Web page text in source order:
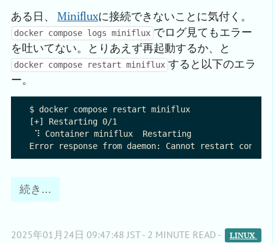
ある日、 Minifluxに接続できないことに気付く。
docker compose logs miniflux でログ見てもエラー
を吐いてない。とりあえず再起動するか、と
docker compose restart miniflux すると以下のエラ
ー。
$ docker compose restart miniflux
[+] Restarting 0/1
⠹ Container miniflux  Restarting
続き…
2025年01月24日 09:47:48 JST - 2 MINUTE READ - LINUX